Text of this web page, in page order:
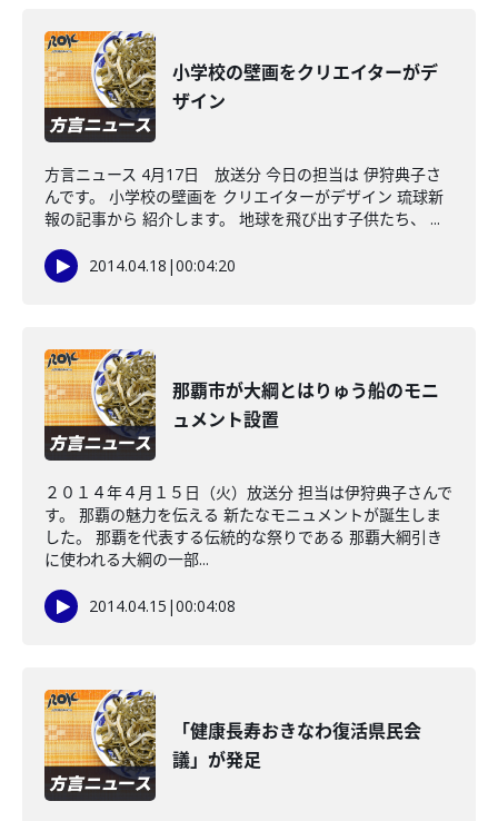
小学校の壁画をクリエイターがデ
ザイン
方言ニュース 4月17日 放送分 今日の担当は 伊狩典子さ
んです。 小学校の壁画を クリエイターがデザイン 琉球新
報の記事から 紹介します。 地球を飛び出す子供たち、 ...
2014.04.18 |00:04:20
那覇市が大綱とはりゅう船のモニ
ュメント設置
２０１４年４月１５日（火）放送分 担当は伊狩典子さんで
す。 那覇の魅力を伝える 新たなモニュメントが誕生しま
した。 那覇を代表する伝統的な祭りである 那覇大綱引き
に使われる大綱の一部...
2014.04.15 |00:04:08
「健康長寿おきなわ復活県民会
議」が発足